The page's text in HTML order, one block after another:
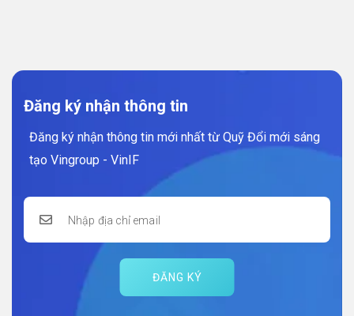
Đăng ký nhận thông tin
Đăng ký nhận thông tin mới nhất từ Quỹ Đổi mới sáng
tạo Vingroup - VinIF
ĐĂNG KÝ